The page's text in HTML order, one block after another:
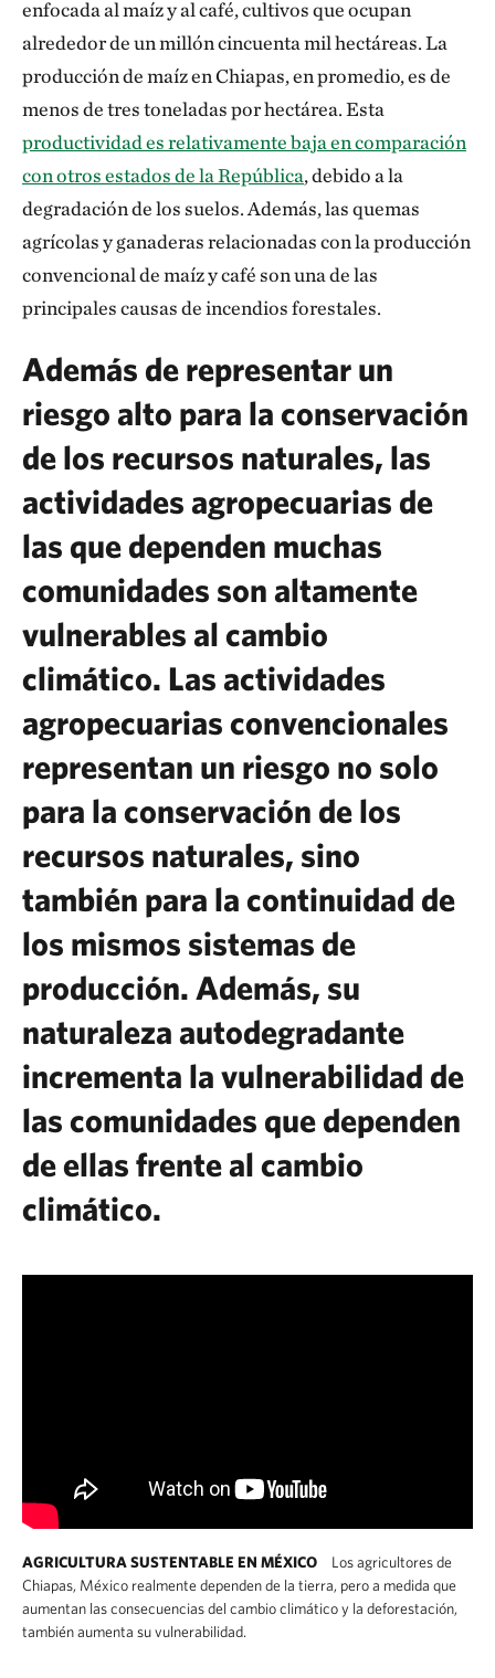
enfocada al maíz y al café, cultivos que ocupan
alrededor de un millón cincuenta mil hectáreas. La
producción de maíz en Chiapas, en promedio, es de
menos de tres toneladas por hectárea. Esta
productividad es relativamente baja en comparación
con otros estados de la República, debido a la
degradación de los suelos. Además, las quemas
agrícolas y ganaderas relacionadas con la producción
convencional de maíz y café son una de las
principales causas de incendios forestales.
Además de representar un
riesgo alto para la conservación
de los recursos naturales, las
actividades agropecuarias de
las que dependen muchas
comunidades son altamente
vulnerables al cambio
climático. Las actividades
agropecuarias convencionales
representan un riesgo no solo
para la conservación de los
recursos naturales, sino
también para la continuidad de
los mismos sistemas de
producción. Además, su
naturaleza autodegradante
incrementa la vulnerabilidad de
las comunidades que dependen
de ellas frente al cambio
climático.
AGRICULTURA SUSTENTABLE EN MÉXICO
Los agricultores de
Chiapas, México realmente dependen de la tierra, pero a medida que
aumentan las consecuencias del cambio climático y la deforestación,
también aumenta su vulnerabilidad.